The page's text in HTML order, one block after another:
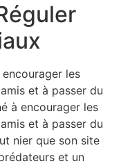
les
et à passer du
à encourager les
et à passer du
nier que son site
et un